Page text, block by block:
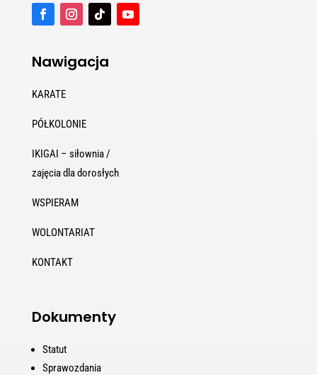
Nawigacja
KARATE
PÓŁKOLONIE
IKIGAI – siłownia /
zajęcia dla dorosłych
WSPIERAM
WOLONTARIAT
KONTAKT
Dokumenty
Statut
Sprawozdania